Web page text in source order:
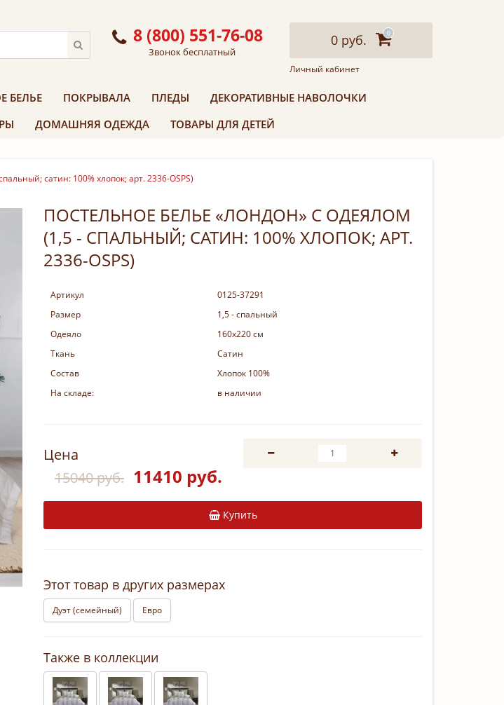
8 (800) 551-76-08
Звонок бесплатный
0 руб. 0
Личный кабинет
БЕЛЬЕ ПОКРЫВАЛА ПЛЕДЫ
ДЕКОРАТИВНЫЕ НАВОЛОЧКИ
ДОМАШНЯЯ ОДЕЖДА ТОВАРЫ ДЛЯ ДЕТЕЙ
сатин: 100% хлопок; арт. 2336-OSPS)
ПОСТЕЛЬНОЕ БЕЛЬЕ «ЛОНДОН» С ОДЕЯЛОМ
(1,5 - СПАЛЬНЫЙ; САТИН: 100% ХЛОПОК; АРТ.
2336-OSPS)
Артикул
0125-37291
Размер
1,5 - спальный
Одеяло
160х220 см
Ткань
Сатин
Состав
Хлопок 100%
На складе:
в наличии
Цена
15040 руб. 11410 руб.
Купить
Этот товар в других размерах
Дуэт (семейный) Евро
Также в коллекции